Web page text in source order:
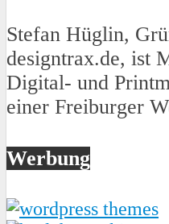
Stefan Hüglin,
designtrax.de, ist
Digital- und
einer Freiburger
Werbung